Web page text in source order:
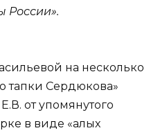
России».
на несколько
тапки Сердюкова»
от упомянутого
в виде «алых